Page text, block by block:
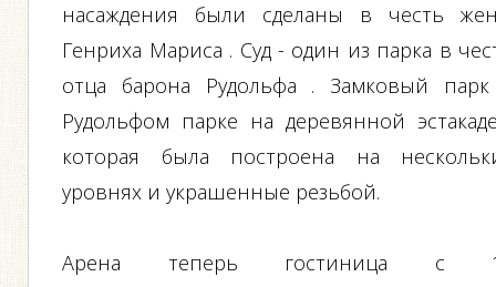
насаждения были сделаны в честь
Генриха Мариса . Суд - один из парка в
отца барона Рудольфа . Замковый
Рудольфом парке на деревянной
которая была построена на
уровнях и украшенные резьбой.
Арена теперь гостиница с